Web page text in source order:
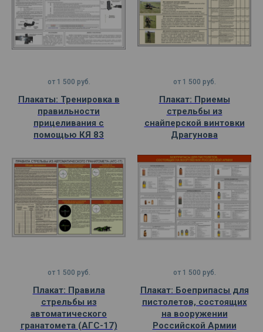
от 1 500 руб.
Плакаты: Тренировка в
правильности
прицеливания с
помощью КЯ 83
от 1 500 руб.
Плакат: Приемы
стрельбы из
снайперской винтовки
Драгунова
от 1 500 руб.
Плакат: Правила
стрельбы из
автоматического
гранатомета (АГС-17)
от 1 500 руб.
Плакат: Боеприпасы для
пистолетов, состоящих
на вооружении
Российской Армии